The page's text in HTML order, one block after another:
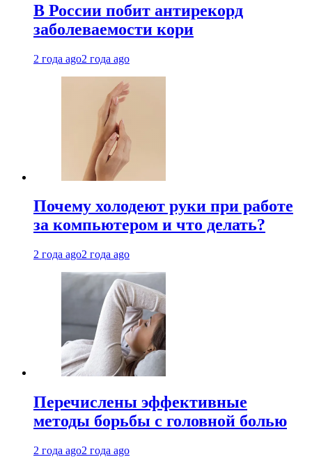
В России побит антирекорд
заболеваемости кори
2 года ago2 года ago
Почему холодеют руки при работе
за компьютером и что делать?
2 года ago2 года ago
Перечислены эффективные
методы борьбы с головной болью
2 года ago2 года ago